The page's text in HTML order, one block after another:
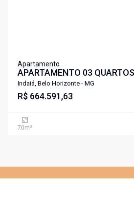
Apartamento
APARTAMENTO 03
DE LAZER COMPLETA A
METROS DA UFMG E
Indaiá, Belo Horizonte - MG
R$ 664.591,63
70m²